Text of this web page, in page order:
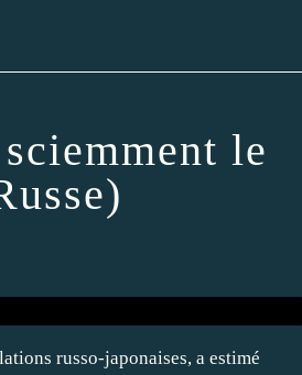
le
russo-japonaises, a estimé